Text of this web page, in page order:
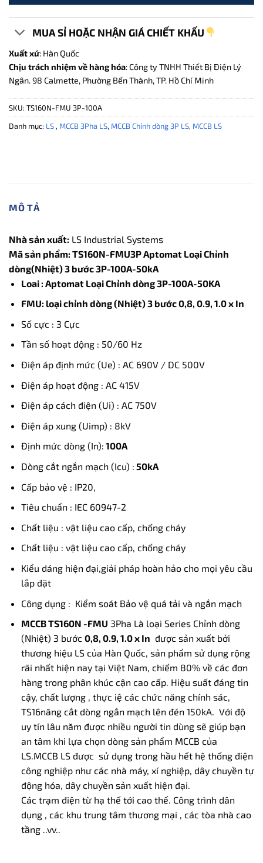
MUA SỈ HOẶC NHẬN GIÁ CHIẾT KHẤU
Xuất xứ: Hàn Quốc
Chịu trách nhiệm về hàng hóa: Công ty TNHH Thiết Bị Điện Lý
Ngân. 98 Calmette, Phường Bến Thành, TP. Hồ Chí Minh
SKU: TS160N-FMU 3P-100A
Danh mục: LS , MCCB 3Pha LS, MCCB Chỉnh dòng 3P LS, MCCB LS
MÔ TẢ
Nhà sản xuất: LS Industrial Systems
Mã sản phẩm: TS160N-FMU3P Aptomat Loại Chỉnh
dòng(Nhiệt) 3 bước 3P-100A-50kA
Loai : Aptomat Loại Chỉnh dòng 3P-100A-50KA
FMU: loại chỉnh dòng (Nhiệt) 3 bước 0,8, 0.9, 1.0 x In
Số cực : 3 Cực
Tần số hoạt động : 50/60 Hz
Điện áp định mức (Ue) : AC 690V / DC 500V
Điện áp hoạt động : AC 415V
Điện áp cách điện (Ui) : AC 750V
Điện áp xung (Uimp) : 8kV
Định mức dòng (In): 100A
Dòng cắt ngắn mạch (Icu) : 50kA
Cấp bảo vệ : IP20,
Tiêu chuẩn : IEC 60947-2
Chất liệu : vật liệu cao cấp, chống cháy
Chất liệu : vật liệu cao cấp, chống cháy
Kiểu dáng hiện đại,giải pháp hoàn hảo cho mọi yêu cầu
lắp đặt
Công dụng : Kiểm soát Bảo vệ quá tải và ngắn mạch
MCCB TS160N -FMU 3Pha Là loại Series Chỉnh dòng
(Nhiệt) 3 bước 0,8, 0.9, 1.0 x In được sản xuất bởi
thương hiệu LS của Hàn Quốc, sản phẩm sử dụng rộng
rãi nhất hiện nay tại Việt Nam, chiếm 80% về các đơn
hàng trong phân khúc cận cao cấp. Hiệu suất đáng tin
cậy, chất lượng , thực iệ các chức năng chính sác,
TS16năng cắt dòng ngắn mạch lên đén 150kA. Với độ
uy tín lâu năm được nhiều người tin dùng sẽ giúp bạn
an tâm khi lựa chọn dòng sản phẩm MCCB của
LS.MCCB LS được sử dụng trong hầu hết hệ thống điện
công nghiệp như các nhà máy, xí nghiệp, dây chuyền tự
động hóa, dây chuyền sản xuất hiện đại.
Các trạm điện từ hạ thế tới cao thế. Công trình dân
dụng , các khu trung tâm thương mại , các tòa nhà cao
tầng ..vv..